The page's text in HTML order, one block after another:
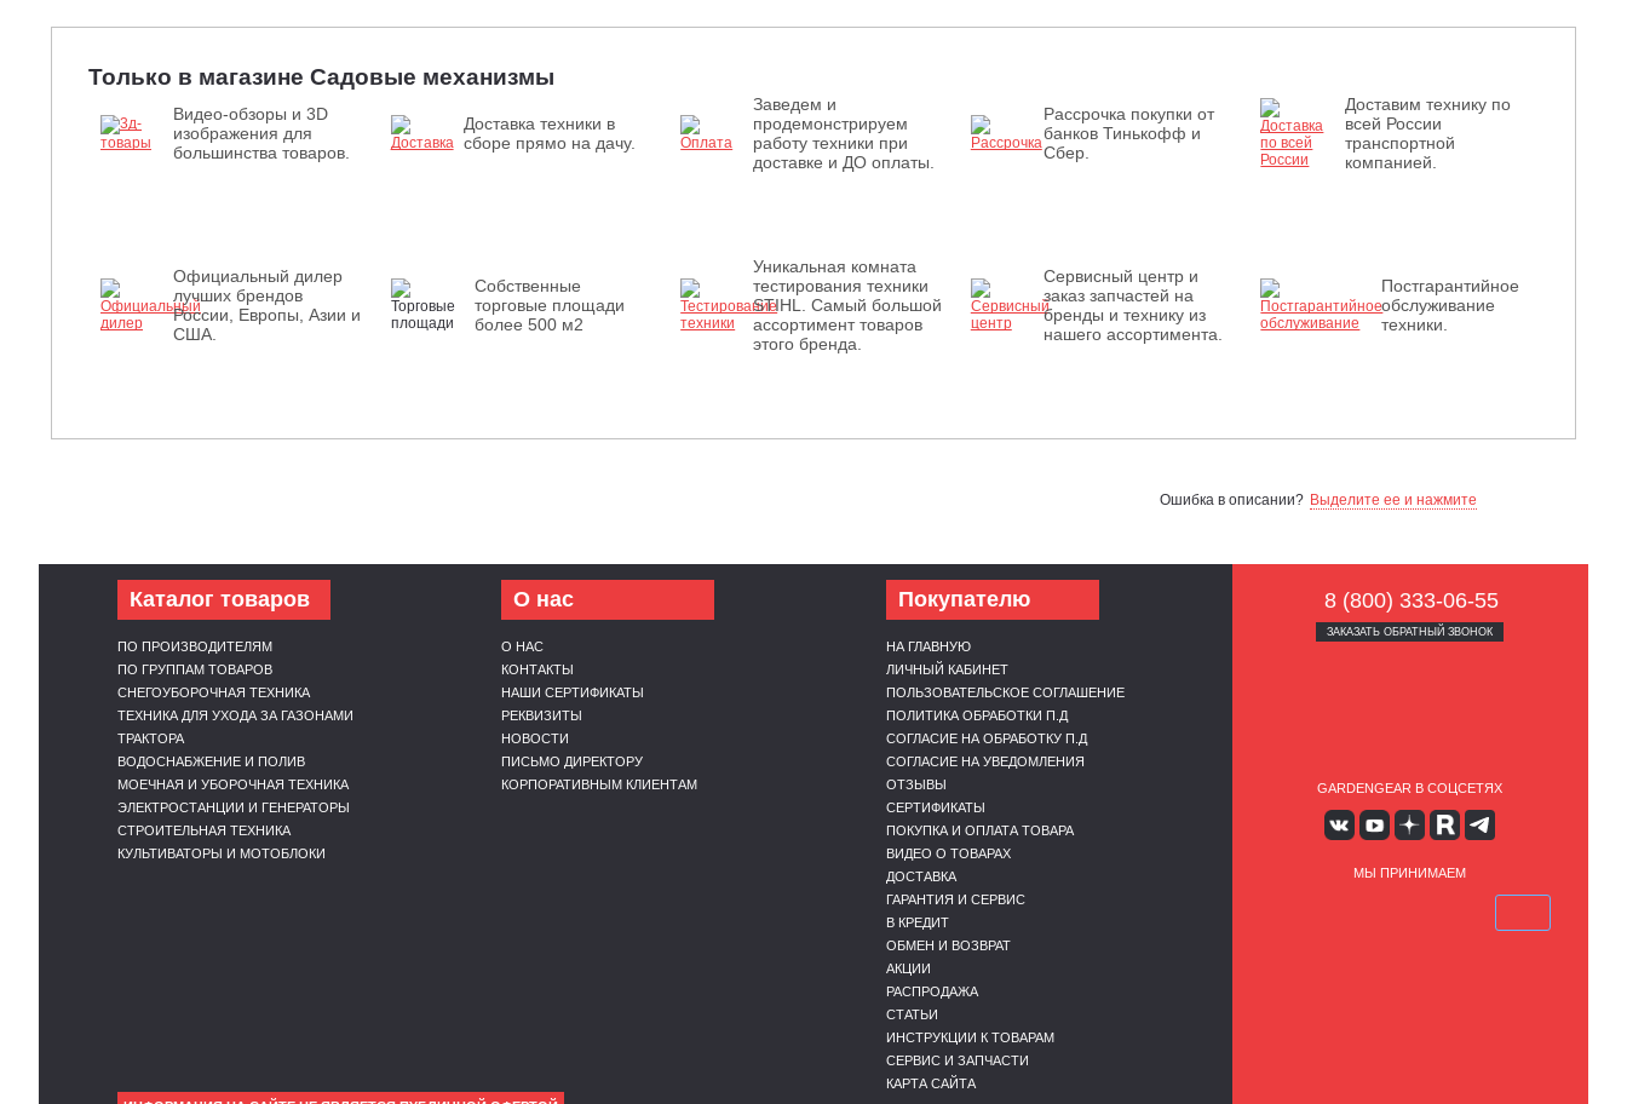
Только в магазине Садовые механизмы
Видео-обзоры и 3D
изображения для
большинства товаров.
Доставка техники в
сборе прямо на дачу.
Заведем и
продемонстрируем
работу техники при
доставке и ДО оплаты.
Рассрочка покупки от
банков Тинькофф и
Сбер.
Доставим технику по
всей России
транспортной
компанией.
Официальный дилер
лучших брендов
России, Европы, Азии и
США.
Собственные
торговые площади
более 500 м2
Уникальная комната
тестирования техники
STIHL. Самый большой
ассортимент товаров
этого бренда.
Сервисный центр и
заказ запчастей на
бренды и технику из
нашего ассортимента.
Постгарантийное
обслуживание
техники.
Ошибка в описании? Выделите ее и нажмите
Каталог товаров
ПО ПРОИЗВОДИТЕЛЯМ
ПО ГРУППАМ ТОВАРОВ
СНЕГОУБОРОЧНАЯ ТЕХНИКА
ТЕХНИКА ДЛЯ УХОДА ЗА ГАЗОНАМИ
ТРАКТОРА
ВОДОСНАБЖЕНИЕ И ПОЛИВ
МОЕЧНАЯ И УБОРОЧНАЯ ТЕХНИКА
ЭЛЕКТРОСТАНЦИИ И ГЕНЕРАТОРЫ
СТРОИТЕЛЬНАЯ ТЕХНИКА
КУЛЬТИВАТОРЫ И МОТОБЛОКИ
О нас
О НАС
КОНТАКТЫ
НАШИ СЕРТИФИКАТЫ
РЕКВИЗИТЫ
НОВОСТИ
ПИСЬМО ДИРЕКТОРУ
КОРПОРАТИВНЫМ КЛИЕНТАМ
Покупателю
НА ГЛАВНУЮ
ЛИЧНЫЙ КАБИНЕТ
ПОЛЬЗОВАТЕЛЬСКОЕ СОГЛАШЕНИЕ
ПОЛИТИКА ОБРАБОТКИ П.Д
СОГЛАСИЕ НА ОБРАБОТКУ П.Д
СОГЛАСИЕ НА УВЕДОМЛЕНИЯ
ОТЗЫВЫ
СЕРТИФИКАТЫ
ПОКУПКА И ОПЛАТА ТОВАРА
ВИДЕО О ТОВАРАХ
ДОСТАВКА
ГАРАНТИЯ И СЕРВИС
В КРЕДИТ
ОБМЕН И ВОЗВРАТ
АКЦИИ
РАСПРОДАЖА
СТАТЬИ
ИНСТРУКЦИИ К ТОВАРАМ
СЕРВИС И ЗАПЧАСТИ
КАРТА САЙТА
8 (800) 333-06-55
ЗАКАЗАТЬ ОБРАТНЫЙ ЗВОНОК
GARDENGEAR В СОЦСЕТЯХ
МЫ ПРИНИМАЕМ